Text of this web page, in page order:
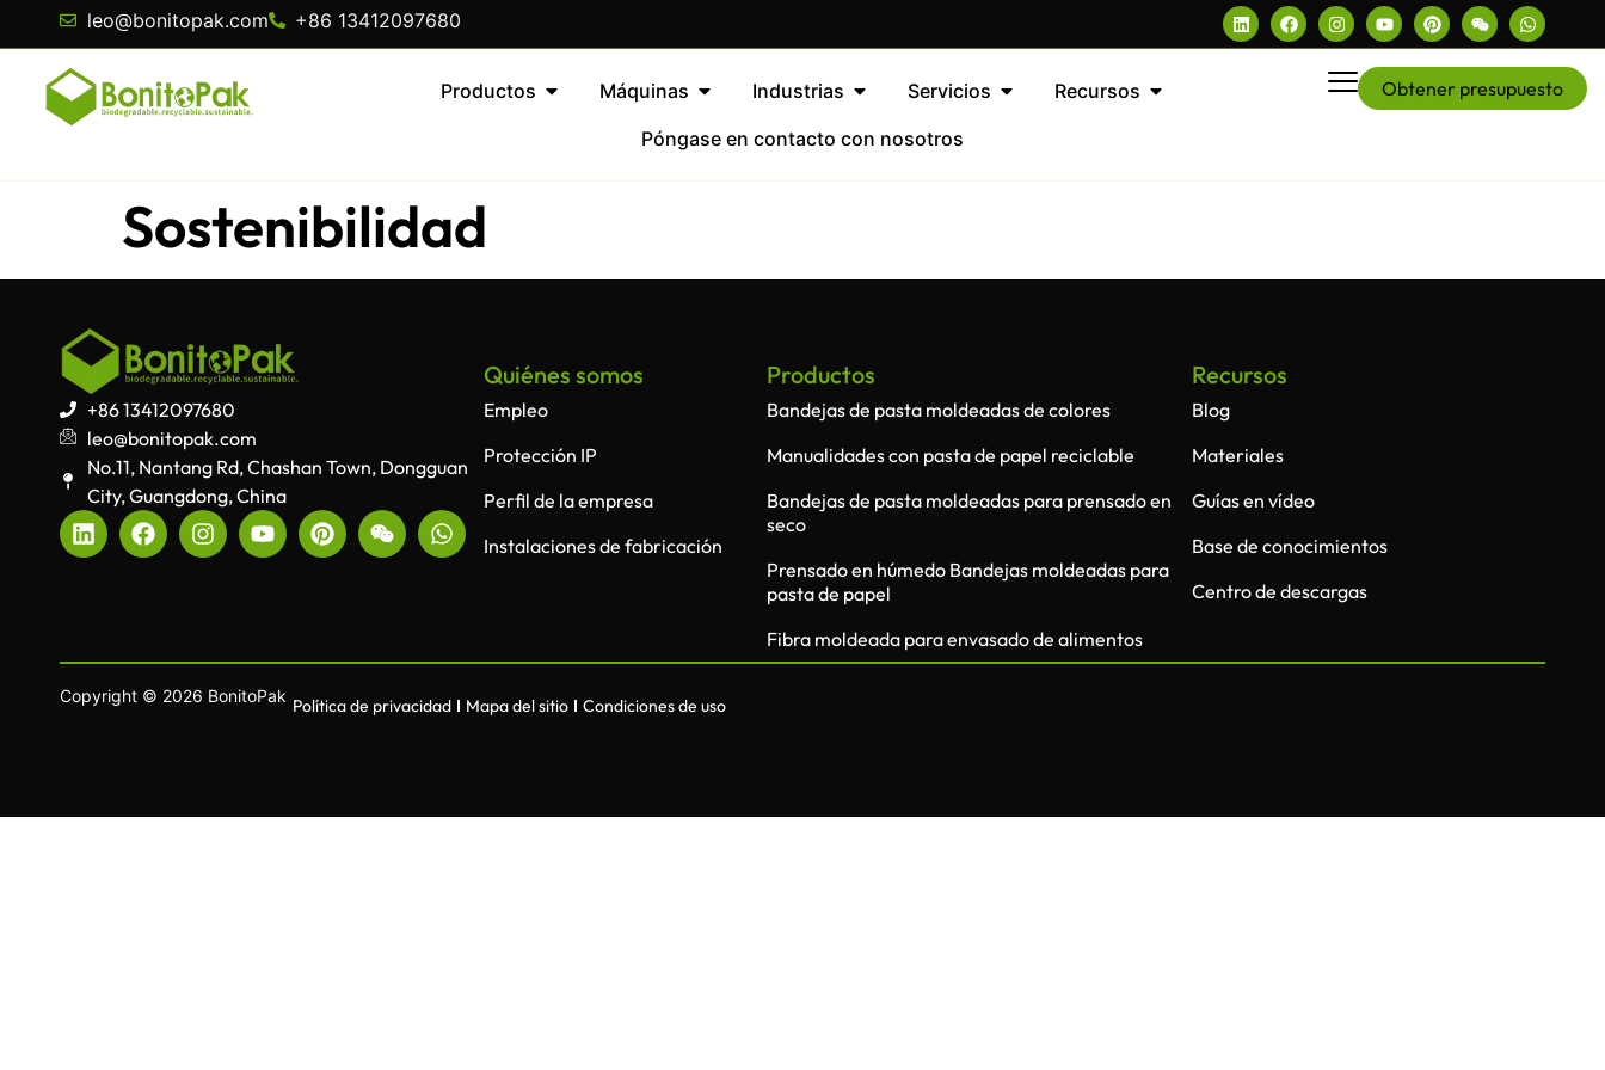
leo@bonitopak.com +86 13412097680
Productos Máquinas Industrias Servicios
Recursos
Póngase en contacto con nosotros
Obtener presupuesto
Sostenibilidad
+86 13412097680
leo@bonitopak.com
No.11, Nantang Rd, Chashan Town, Dongguan
City, Guangdong, China
Quiénes somos
Empleo
Protección IP
Perfil de la empresa
Instalaciones de fabricación
Productos
Bandejas de pasta moldeadas de colores
Manualidades con pasta de papel reciclable
Bandejas de pasta moldeadas para prensado en
seco
Prensado en húmedo Bandejas moldeadas para
pasta de papel
Fibra moldeada para envasado de alimentos
Recursos
Blog
Materiales
Guías en vídeo
Base de conocimientos
Centro de descargas
Copyright © 2026 BonitoPak Política de privacidad Mapa del sitio Condiciones de uso